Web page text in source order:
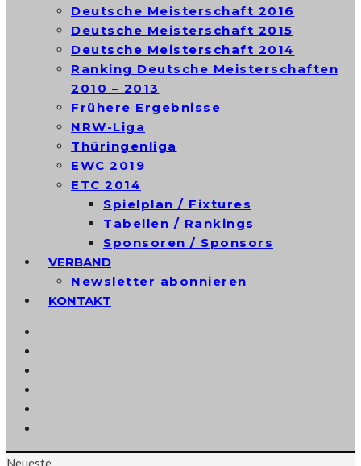
Deutsche Meisterschaft 2016
Deutsche Meisterschaft 2015
Deutsche Meisterschaft 2014
Ranking Deutsche Meisterschaften
2010 – 2013
Frühere Ergebnisse
NRW-Liga
Thüringenliga
EWC 2019
ETC 2014
Spielplan / Fixtures
Tabellen / Rankings
Sponsoren / Sponsors
VERBAND
Newsletter abonnieren
KONTAKT
Neueste